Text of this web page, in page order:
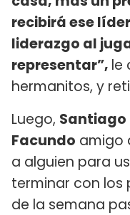
recibirá ese
liderazgo al
representar”, le
hermanitos, y
Luego, Santiago
Facundo amigo
a alguien para
terminar con los
de la semana